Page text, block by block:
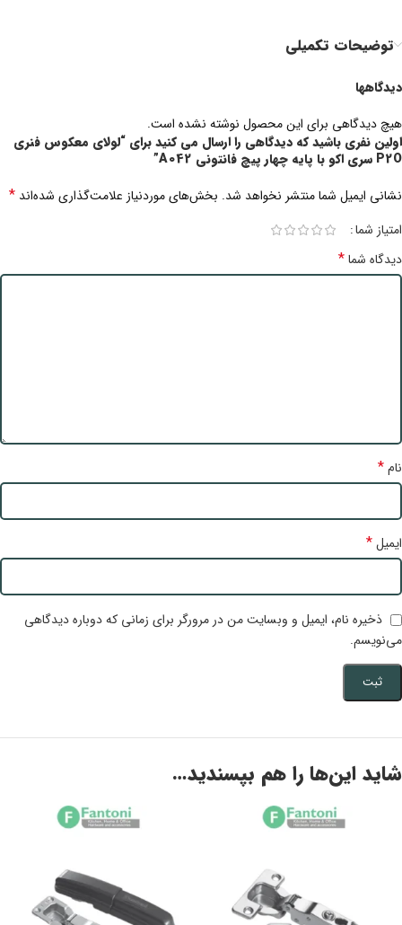
توضیحات تکمیلی
دیدگاهها
هیچ دیدگاهی برای این محصول نوشته نشده است.
اولین نفری باشید که دیدگاهی را ارسال می کنید برای “لولای معکوس فنری
P2O سری اکو با پایه چهار پیچ فانتونی A042”
نشانی ایمیل شما منتشر نخواهد شد. بخش‌های موردنیاز علامت‌گذاری شده‌اند *
امتیاز شما
دیدگاه شما*
نام*
ایمیل*
ذخیره نام، ایمیل و وبسایت من در مرورگر برای زمانی که دوباره دیدگاهی
می‌نویسم.
شاید این‌ها را هم بپسندید…